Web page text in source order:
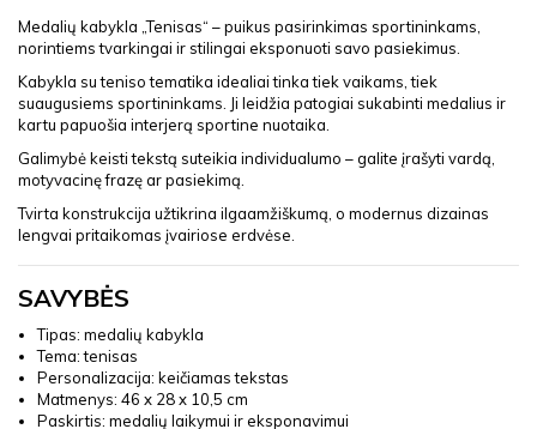
Medalių kabykla „Tenisas“ – puikus pasirinkimas sportininkams,
norintiems tvarkingai ir stilingai eksponuoti savo pasiekimus.
Kabykla su teniso tematika idealiai tinka tiek vaikams, tiek
suaugusiems sportininkams. Ji leidžia patogiai sukabinti medalius ir
kartu papuošia interjerą sportine nuotaika.
Galimybė keisti tekstą suteikia individualumo – galite įrašyti vardą,
motyvacinę frazę ar pasiekimą.
Tvirta konstrukcija užtikrina ilgaamžiškumą, o modernus dizainas
lengvai pritaikomas įvairiose erdvėse.
SAVYBĖS
Tipas: medalių kabykla
Tema: tenisas
Personalizacija: keičiamas tekstas
Matmenys: 46 x 28 x 10,5 cm
Paskirtis: medalių laikymui ir eksponavimui